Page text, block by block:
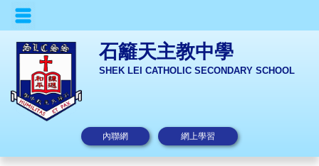
石籬天主教中學
SHEK LEI CATHOLIC SECONDARY SCHOOL
內聯網 網上學習